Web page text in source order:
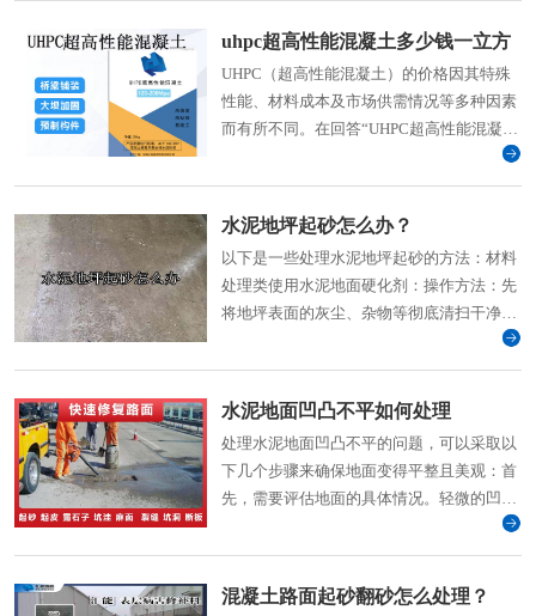
uhpc超高性能混凝土多少钱一立方
UHPC（超高性能混凝土）的价格因其特殊
性能、材料成本及市场供需情况等多种因素
而有所不同。在回答“UHPC超高性能混凝土
水泥地坪起砂怎么办？
以下是一些处理水泥地坪起砂的方法：材料
处理类使用水泥地面硬化剂：操作方法：先
将地坪表面的灰尘、杂物等彻底清扫干净，
水泥地面凹凸不平如何处理
处理水泥地面凹凸不平的问题，可以采取以
下几个步骤来确保地面变得平整且美观：首
先，需要评估地面的具体情况。轻微的凹凸
不平可以通过打磨或刮涂修补材料来解决；
混凝土路面起砂翻砂怎么处理？